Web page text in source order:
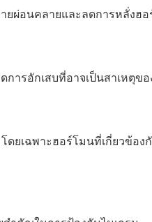
ยผ่อนคลายและลดการหลั่งฮ
ารอักเสบที่อาจเป็นสาเหตุขอ
ยเฉพาะฮอร์โมนที่เกี่ยวข้อง